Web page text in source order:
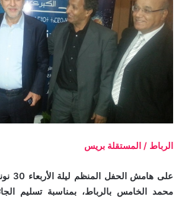
الرباط / المستقلة بريس
على
محمد الخامس بالرباط، بمناسبة تسليم